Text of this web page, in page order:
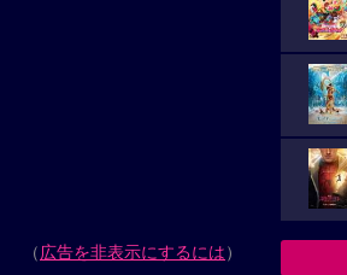
（広告を非表示にするには）